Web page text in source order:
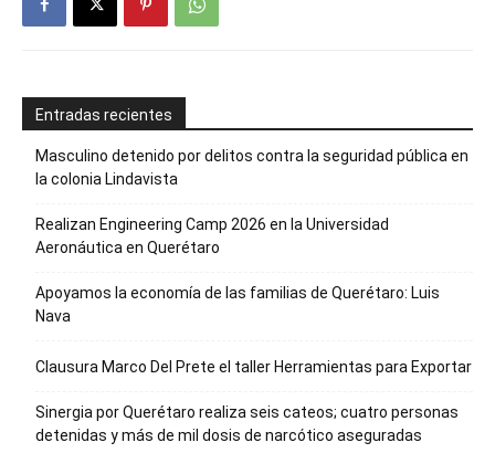
Entradas recientes
Masculino detenido por delitos contra la seguridad pública en
la colonia Lindavista
Realizan Engineering Camp 2026 en la Universidad
Aeronáutica en Querétaro
Apoyamos la economía de las familias de Querétaro: Luis
Nava
Clausura Marco Del Prete el taller Herramientas para Exportar
Sinergia por Querétaro realiza seis cateos; cuatro personas
detenidas y más de mil dosis de narcótico aseguradas